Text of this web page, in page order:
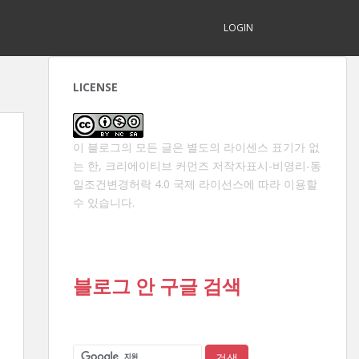
LOGIN
LICENSE
이 블로그의 모든 글은 별도의 라이센스 표기가 없
는 한, 크리에이티브 커먼즈 저작자표시-비영리-동
일조건변경허락 4.0 국제 라이선스에 따라 이용할
수 있습니다.
블로그 안 구글 검색